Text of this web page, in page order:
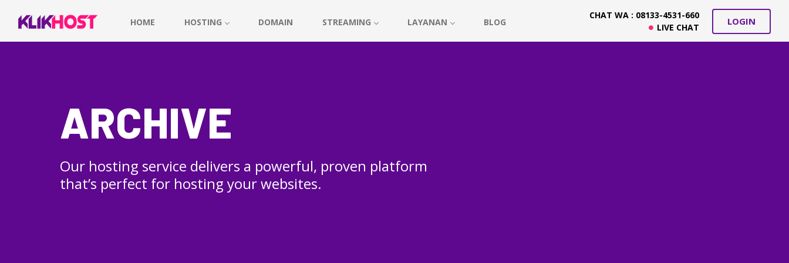
HOME HOSTING DOMAIN STREAMING LAYANAN BLOG
CHAT WA : 08133-4531-660
LIVE CHAT
LOGIN
ARCHIVE
Our hosting service delivers a powerful, proven platform
that’s perfect for hosting your websites.